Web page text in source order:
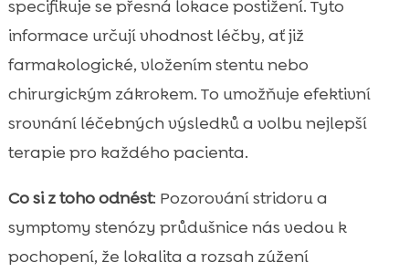
specifikuje se přesná lokace postižení. Tyto
informace určují vhodnost léčby, ať již
farmakologické, vložením stentu nebo
chirurgickým zákrokem. To umožňuje efektivní
srovnání léčebných výsledků a volbu nejlepší
terapie pro každého pacienta.
Co si z toho odnést: Pozorování stridoru a
symptomy stenózy průdušnice nás vedou k
pochopení, že lokalita a rozsah zúžení